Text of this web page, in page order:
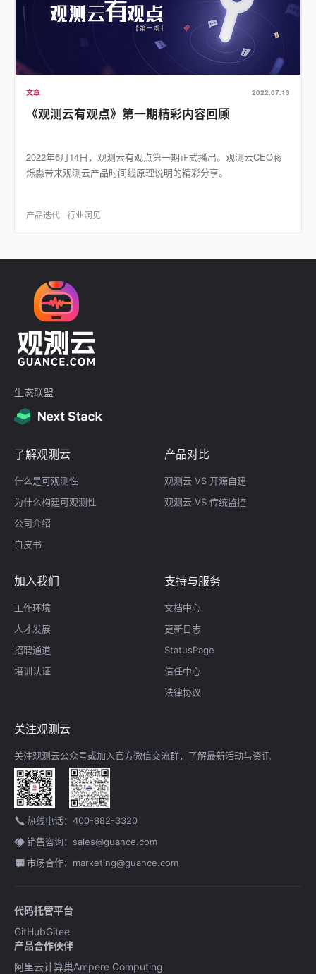
文章 2022.07.13
《观测云有观点》第一期精彩内容回顾
2022年6月14日，观测云有观点第一期正式播出。观测云CEO蒋
烁淼带来观测云产品时间线原理说明的精彩分享。
产品迭代 行业洞见
生态联盟
了解观测云
什么是可观测性
为什么构建可观测性
公司介绍
白皮书
产品对比
观测云 VS 开源自建
观测云 VS 传统监控
加入我们
工作环境
人才发展
招聘通道
培训认证
支持与服务
文档中心
更新日志
StatusPage
信任中心
法律协议
关注观测云
关注观测云公众号或加入官方微信交流群，了解最新活动与资讯
热线电话：400-882-3320
销售咨询：sales@guance.com
市场合作：marketing@guance.com
代码托管平台
GitHubGitee
产品合作伙伴
阿里云计算巢Ampere Computing